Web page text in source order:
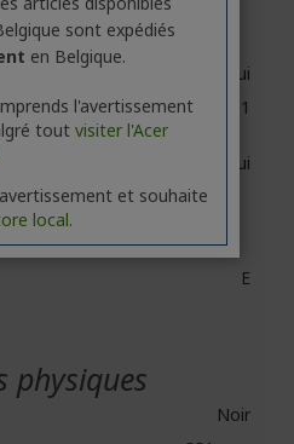
Oui
1
Oui
de l'alimentation
E
physiques
Noir
sont expédiés
en Belgique.
l'avertissement
tout visiter l'Acer
et souhaite
local.